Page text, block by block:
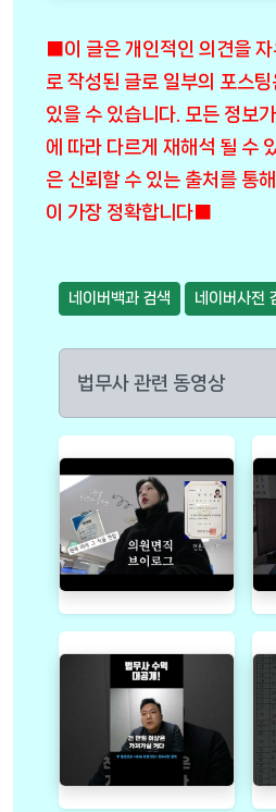
■이 글은 개인적인 의견을
로 작성된 글로 일부의 포스
있을 수 있습니다. 모든 정보
에 따라 다르게 재해석 될 수
은 신뢰할 수 있는 출처를 통
이 가장 정확합니다■
네이버백과 검색 네이버사전
법무사 관련 동영상